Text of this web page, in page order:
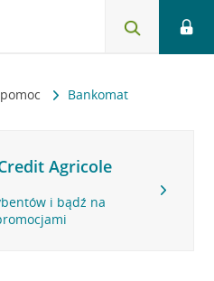
Bankomat
Agricole
i bądź na